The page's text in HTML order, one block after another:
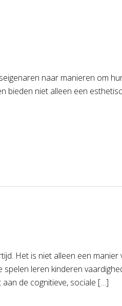
naar manieren om
niet alleen een
Het is niet alleen een
leren kinderen
de cognitieve, sociale […]